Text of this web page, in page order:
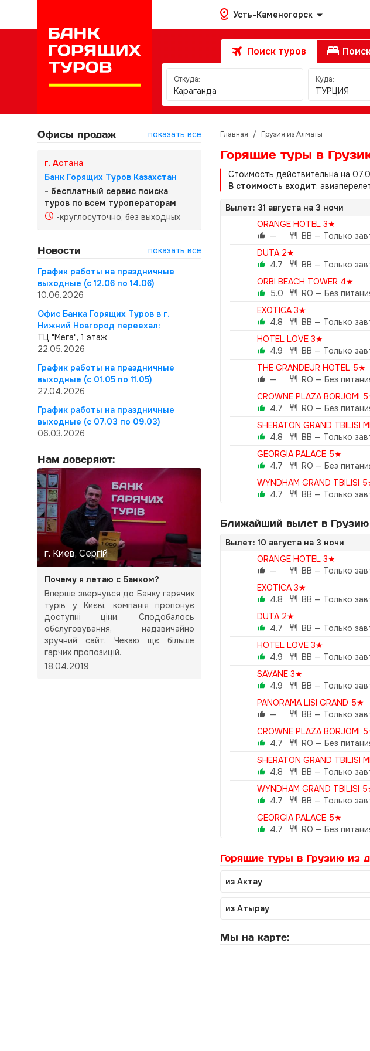
Усть-Каменогорск
Поиск туров
Откуда:
Караганда
Куда:
ТУРЦИЯ
Офисы продаж показать все
г. Астана
Банк Горящих Туров Казахстан
- бесплатный сервис поиска
туров по всем туроператорам
-круглосуточно, без выходных
Новости
показать все
График работы на праздничные
выходные (с 12.06 по 14.06)
10.06.2026
Офис Банка Горящих Туров в г.
Нижний Новгород переехал:
ТЦ "Мега", 1 этаж
22.05.2026
График работы на праздничные
выходные (с 01.05 по 11.05)
27.04.2026
График работы на праздничные
выходные (с 07.03 по 09.03)
06.03.2026
Нам доверяют:
г. Киев, Сергій
Почему я летаю с Банком?
Вперше звернувся до Банку гарячих
турів у Києві, компанія пропонує
доступні ціни. Сподобалось
обслуговування, надзвичайно
зручний сайт. Чекаю щє більше
гарчих пропозицій.
18.04.2019
Главная / Грузия из Алматы
Горящие туры в
Стоимость действительна на
В стоимость входит:
Вылет: 31 августа на 3 ночи
ORANGE HOTEL 3★
—
BB — Только
DUTA 2★
4.7
BB — Только
ORBI BEACH TOWER 4★
5.0
RO — Без
EXOTICA 3★
4.8
BB — Только
HOTEL LOVE 3★
4.9
BB — Только
THE GRANDEUR HOTEL 5★
—
RO — Без
CROWNE PLAZA BORJOMI
4.7
RO — Без
SHERATON GRAND TBILISI
4.8
BB — Только
GEORGIA PALACE 5★
4.7
RO — Без
WYNDHAM GRAND TBILISI
4.7
BB — Только
Ближайший вылет в
Вылет: 10 августа на 3 ночи
ORANGE HOTEL 3★
—
BB — Только
EXOTICA 3★
4.8
BB — Только
DUTA 2★
4.7
BB — Только
HOTEL LOVE 3★
4.9
BB — Только
SAVANE 3★
4.9
BB — Только
PANORAMA LISI GRAND 5★
—
BB — Только
CROWNE PLAZA BORJOMI
4.7
RO — Без
SHERATON GRAND TBILISI
4.8
BB — Только
WYNDHAM GRAND TBILISI
4.7
BB — Только
GEORGIA PALACE 5★
4.7
RO — Без
Горящие туры в Грузию из
из Актау
из Атырау
Мы на карте: